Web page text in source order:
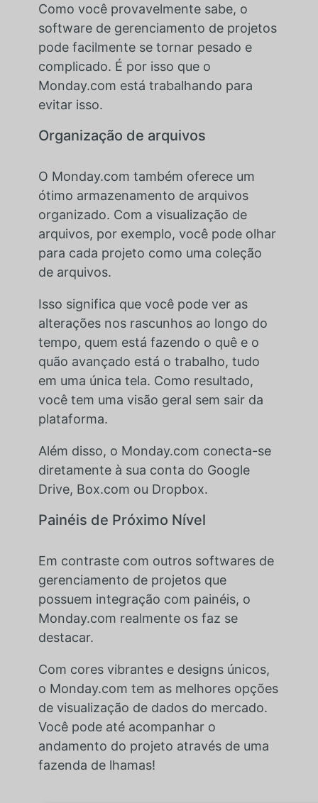
Como você provavelmente sabe, o
software de gerenciamento de projetos
pode facilmente se tornar pesado e
complicado. É por isso que o
Monday.com está trabalhando para
evitar isso.
Organização de arquivos
O Monday.com também oferece um
ótimo armazenamento de arquivos
organizado. Com a visualização de
arquivos, por exemplo, você pode olhar
para cada projeto como uma coleção
de arquivos.
Isso significa que você pode ver as
alterações nos rascunhos ao longo do
tempo, quem está fazendo o quê e o
quão avançado está o trabalho, tudo
em uma única tela. Como resultado,
você tem uma visão geral sem sair da
plataforma.
Além disso, o Monday.com conecta-se
diretamente à sua conta do Google
Drive, Box.com ou Dropbox.
Painéis de Próximo Nível
Em contraste com outros softwares de
gerenciamento de projetos que
possuem integração com painéis, o
Monday.com realmente os faz se
destacar.
Com cores vibrantes e designs únicos,
o Monday.com tem as melhores opções
de visualização de dados do mercado.
Você pode até acompanhar o
andamento do projeto através de uma
fazenda de lhamas!